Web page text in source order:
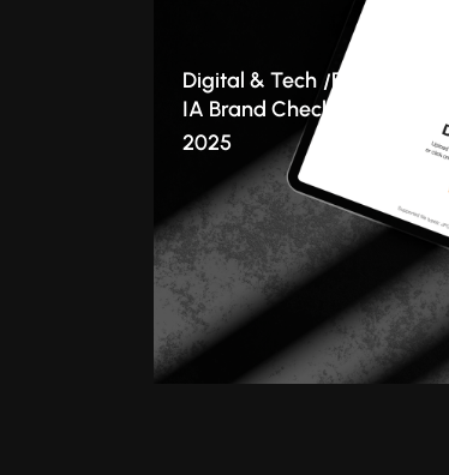
Digital & Tech Branding
IA Brand Checker : le cas
2025